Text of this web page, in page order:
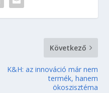
Következő
K&H: az innováció már nem
termék, hanem
ökoszisztéma